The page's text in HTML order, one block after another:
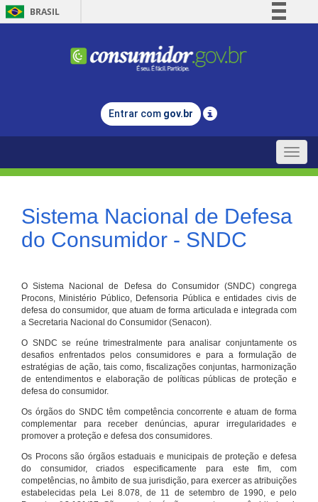
BRASIL
Comunica BR
Legislação
Entrar com gov.br
Toggle
Sistema Nacional de Defesa
do Consumidor - SNDC
O Sistema Nacional de Defesa do Consumidor (SNDC) congrega
Procons, Ministério Público, Defensoria Pública e entidades civis de
defesa do consumidor, que atuam de forma articulada e integrada com
a Secretaria Nacional do Consumidor (Senacon).
O SNDC se reúne trimestralmente para analisar conjuntamente os
desafios enfrentados pelos consumidores e para a formulação de
estratégias de ação, tais como, fiscalizações conjuntas, harmonização
de entendimentos e elaboração de políticas públicas de proteção e
defesa do consumidor.
Os órgãos do SNDC têm competência concorrente e atuam de forma
complementar para receber denúncias, apurar irregularidades e
promover a proteção e defesa dos consumidores.
Os Procons são órgãos estaduais e municipais de proteção e defesa
do consumidor, criados especificamente para este fim, com
competências, no âmbito de sua jurisdição, para exercer as atribuições
estabelecidas pela Lei 8.078, de 11 de setembro de 1990, e pelo